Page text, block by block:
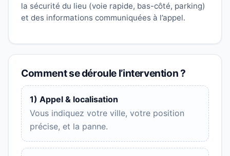
la sécurité du lieu (voie rapide, bas-côté, parking)
et des informations communiquées à l’appel.
Comment se déroule l’intervention ?
1) Appel & localisation
Vous indiquez votre ville, votre position
précise, et la panne.